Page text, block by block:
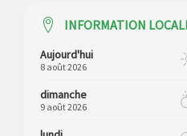
INFORMATION
Aujourd'hui
8 août 2026
dimanche
9 août 2026